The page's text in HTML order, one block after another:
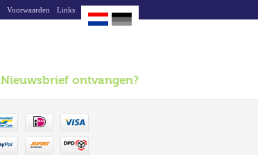
Voorwaarden Links
Nieuwsbrief ontvangen?